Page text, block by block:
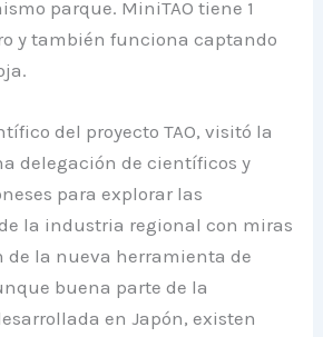
parque. MiniTAO tiene 1
y también funciona captando
del proyecto TAO, visitó la
delegación de científicos y
para explorar las
la industria regional con miras
de la nueva herramienta de
buena parte de la
en Japón, existen